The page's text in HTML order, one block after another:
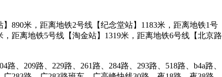
890米，距离地铁2号线【纪念堂站】1183米，距离地铁1号
距离地铁5号线【淘金站】1319米，距离地铁6号线【北京路
、209路、229路、261路、284路、293路、518路、b4a路、